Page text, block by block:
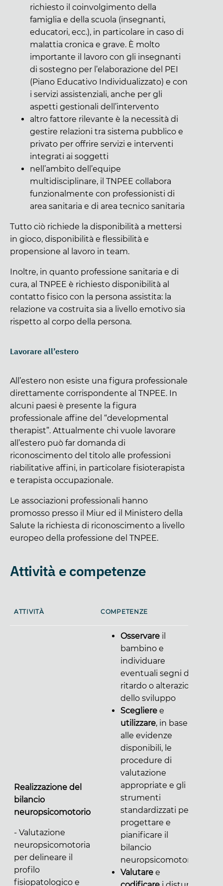
richiesto il coinvolgimento della
famiglia e della scuola (insegnanti,
educatori, ecc.), in particolare in caso di
malattia cronica e grave. È molto
importante il lavoro con gli insegnanti
di sostegno per l’elaborazione del PEI
(Piano Educativo Individualizzato) e con
i servizi assistenziali, anche per gli
aspetti gestionali dell’intervento
altro fattore rilevante è la necessità di
gestire relazioni tra sistema pubblico e
privato per offrire servizi e interventi
integrati ai soggetti
nell’ambito dell’equipe
multidisciplinare, il TNPEE collabora
funzionalmente con professionisti di
area sanitaria e di area tecnico sanitaria
Tutto ciò richiede la disponibilità a mettersi
in gioco, disponibilità e flessibilità e
propensione al lavoro in team.
Inoltre, in quanto professione sanitaria e di
cura, al TNPEE è richiesto disponibilità al
contatto fisico con la persona assistita: la
relazione va costruita sia a livello emotivo sia
rispetto al corpo della persona.
Lavorare all’estero
All’estero non esiste una figura professionale
direttamente corrispondente al TNPEE. In
alcuni paesi è presente la figura
professionale affine del “developmental
therapist”. Attualmente chi vuole lavorare
all’estero può far domanda di
riconoscimento del titolo alle professioni
riabilitative affini, in particolare fisioterapista
e terapista occupazionale.
Le associazioni professionali hanno
promosso presso il Miur ed il Ministero della
Salute la richiesta di riconoscimento a livello
europeo della professione del TNPEE.
Attività e competenze
ATTIVITÀ COMPETENZE
Realizzazione del
bilancio
neuropsicomotorio
- Valutazione
neuropsicomotoria
per delineare il
profilo
fisiopatologico e
Osservare il
bambino e
individuare
eventuali segni di
ritardo o alterazioni
dello sviluppo
Scegliere e
utilizzare, in base
alle evidenze
disponibili, le
procedure di
valutazione
appropriate e gli
strumenti
standardizzati per
progettare e
pianificare il
bilancio
neuropsicomotorio
Valutare e